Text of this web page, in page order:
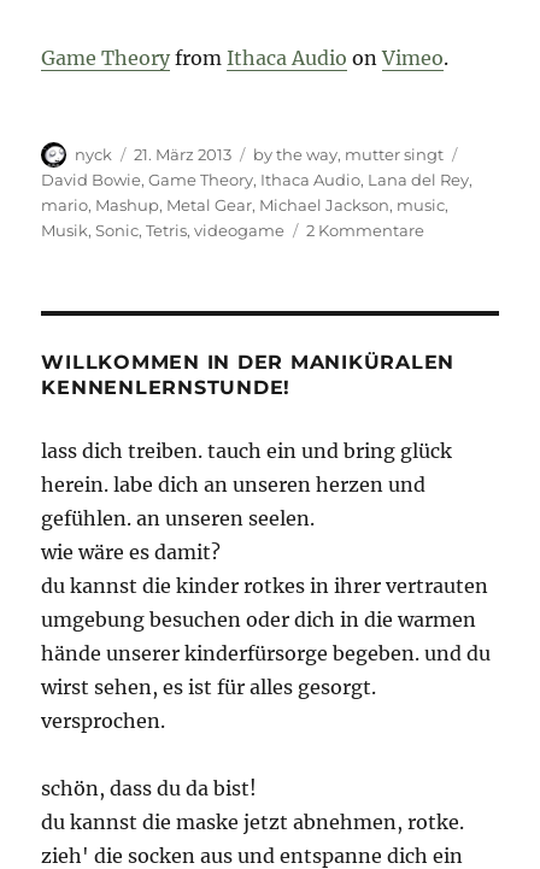
Game Theory from Ithaca Audio onVimeo.
Autor
nyck
Veröffentlicht
am
21. März 2013 Kategorien
by the way, mutter singt
David Bowie,Game Theory, Ithaca Audio, Lana del Rey,
mario, Mashup, Metal Gear, Michael Jackson, music,
Musik,Sonic,Tetris,videogame 2 Kommentarezu
WILLKOMMEN IN DER MANIKÜRALEN
KENNENLERNSTUNDE!
lass dich treiben. tauch ein und bring glück
herein. labe dich an unseren herzen und
gefühlen. an unseren seelen.
wie wäre es damit?
du kannst die kinder rotkes in ihrer vertrauten
umgebung besuchen oder dich in die warmen
hände unserer kinderfürsorge begeben. und du
wirst sehen, es ist für alles gesorgt.
versprochen.
schön, dass du da bist!
du kannst die maske jetzt abnehmen, rotke.
zieh' die socken aus und entspanne dich ein